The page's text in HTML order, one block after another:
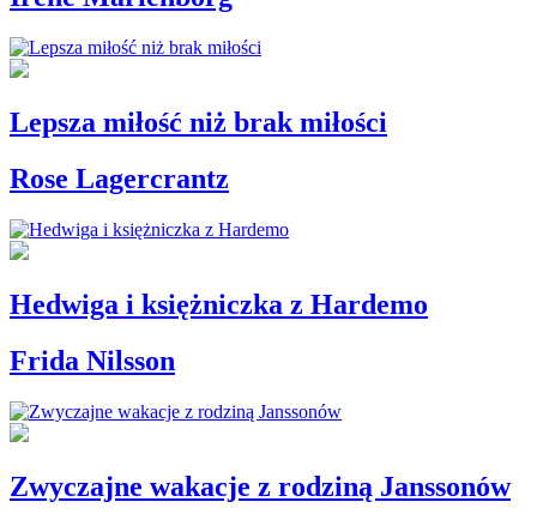
Lepsza miłość niż brak miłości
Rose Lagercrantz
Hedwiga i księżniczka z Hardemo
Frida Nilsson
Zwyczajne wakacje z rodziną Janssonów